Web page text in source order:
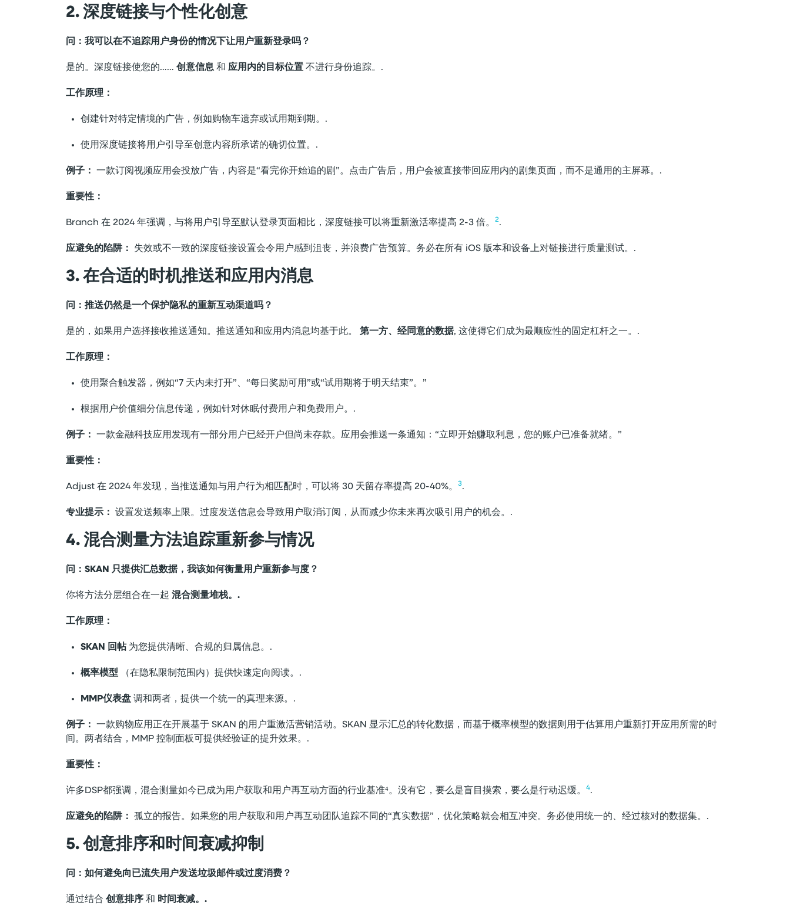
2. 深度链接与个性化创意
问：我可以在不追踪用户身份的情况下让用户重新登录吗？
是的。深度链接使您的…… 创意信息 和 应用内的目标位置 不进行身份追踪。.
工作原理：
创建针对特定情境的广告，例如购物车遗弃或试用期到期。.
使用深度链接将用户引导至创意内容所承诺的确切位置。.
例子： 一款订阅视频应用会投放广告，内容是“看完你开始追的剧”。点击广告后，用户会被直接带回应用内的剧集页面，而不是通用的主屏幕。.
重要性：
Branch 在 2024 年强调，与将用户引导至默认登录页面相比，深度链接可以将重新激活率提高 2-3 倍。 2.
应避免的陷阱： 失效或不一致的深度链接设置会令用户感到沮丧，并浪费广告预算。务必在所有 iOS 版本和设备上对链接进行质量测试。.
3. 在合适的时机推送和应用内消息
问：推送仍然是一个保护隐私的重新互动渠道吗？
是的，如果用户选择接收推送通知。推送通知和应用内消息均基于此。 第一方、经同意的数据, 这使得它们成为最顺应性的固定杠杆之一。.
工作原理：
使用聚合触发器，例如“7 天内未打开”、“每日奖励可用”或“试用期将于明天结束”。”
根据用户价值细分信息传递，例如针对休眠付费用户和免费用户。.
例子： 一款金融科技应用发现有一部分用户已经开户但尚未存款。应用会推送一条通知：“立即开始赚取利息，您的账户已准备就绪。”
重要性：
Adjust 在 2024 年发现，当推送通知与用户行为相匹配时，可以将 30 天留存率提高 20-40%。 3.
专业提示： 设置发送频率上限。过度发送信息会导致用户取消订阅，从而减少你未来再次吸引用户的机会。.
4. 混合测量方法追踪重新参与情况
问：SKAN 只提供汇总数据，我该如何衡量用户重新参与度？
你将方法分层组合在一起 混合测量堆栈。.
工作原理：
SKAN 回帖为您提供清晰、合规的归属信息。.
概率模型 （在隐私限制范围内）提供快速定向阅读。.
MMP仪表盘 调和两者，提供一个统一的真理来源。.
例子：
一款购物应用正在开展基于 SKAN 的用户重激活营销活动。SKAN 显示汇总的转化数据，而基于概率模型的数据则用于估算用户重新打开应用所需的时
间。两者结合，MMP 控制面板可提供经验证的提升效果。.
重要性：
许多DSP都强调，混合测量如今已成为用户获取和用户再互动方面的行业基准⁴。没有它，要么是盲目摸索，要么是行动迟缓。 4.
应避免的陷阱： 孤立的报告。如果您的用户获取和用户再互动团队追踪不同的“真实数据”，优化策略就会相互冲突。务必使用统一的、经过核对的数据集。.
5. 创意排序和时间衰减抑制
问：如何避免向已流失用户发送垃圾邮件或过度消费？
通过结合 创意排序 和 时间衰减。.